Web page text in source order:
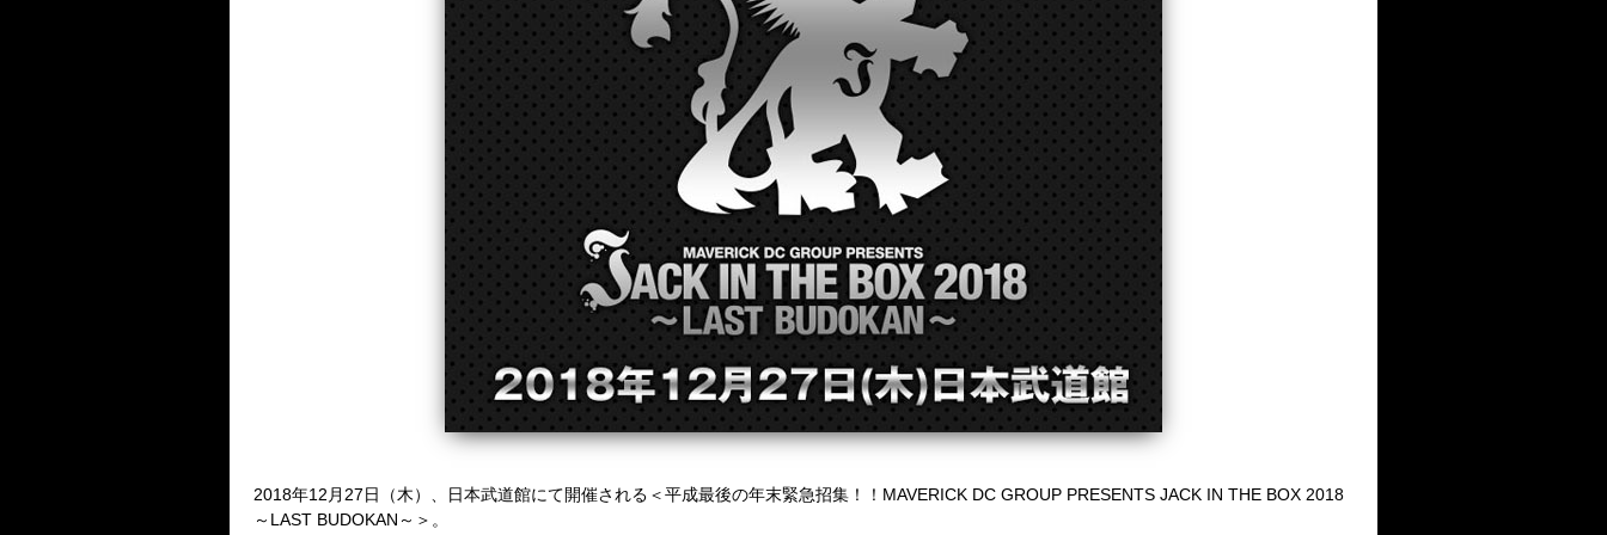
2018年12 月 27日（木）、日本武道館にて開催される ＜平成最後の年末緊急招集！！MAVERICK DC GROUP PRESENTS JACK IN THE BOX 2018
～ LAST BUDOKAN ～＞。